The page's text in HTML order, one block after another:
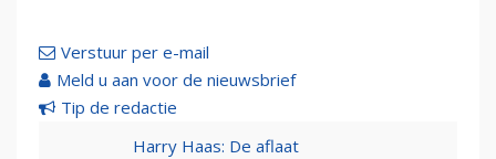
Verstuur per e-mail
Meld u aan voor de nieuwsbrief
Tip de redactie
Harry Haas: De aflaat